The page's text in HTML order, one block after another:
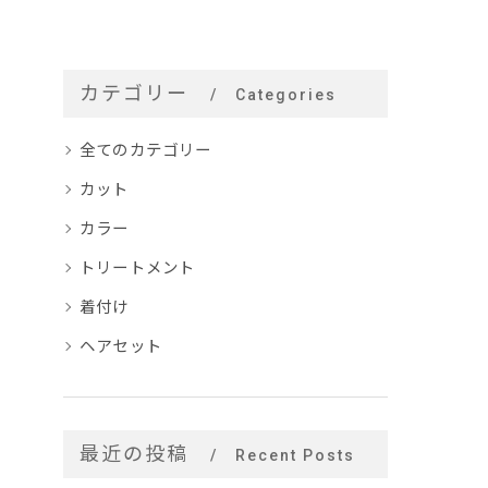
カテゴリー Categories
全てのカテゴリー
カット
カラー
トリートメント
着付け
ヘアセット
最近の投稿 Recent Posts